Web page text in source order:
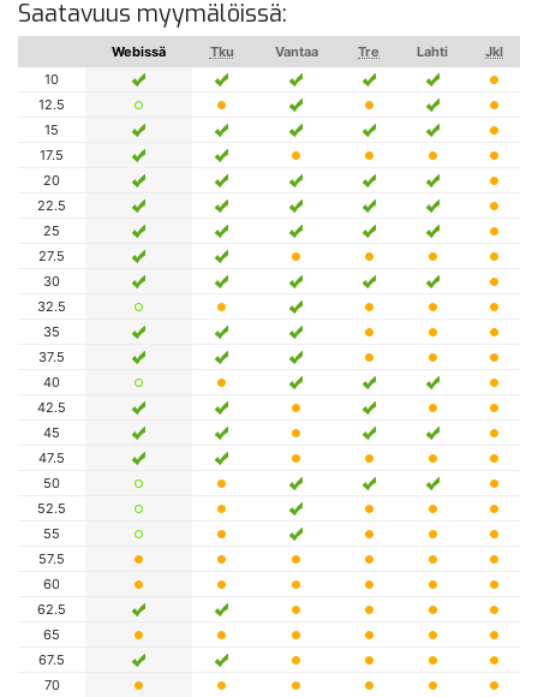
Saatavuus myymälöissä:
Webissä Tku Vantaa Tre Lahti
Jkl
10
12.5
15
17.5
20
22.5
25
27.5
30
32.5
35
37.5
40
42.5
45
47.5
50
52.5
55
57.5
60
62.5
65
67.5
70